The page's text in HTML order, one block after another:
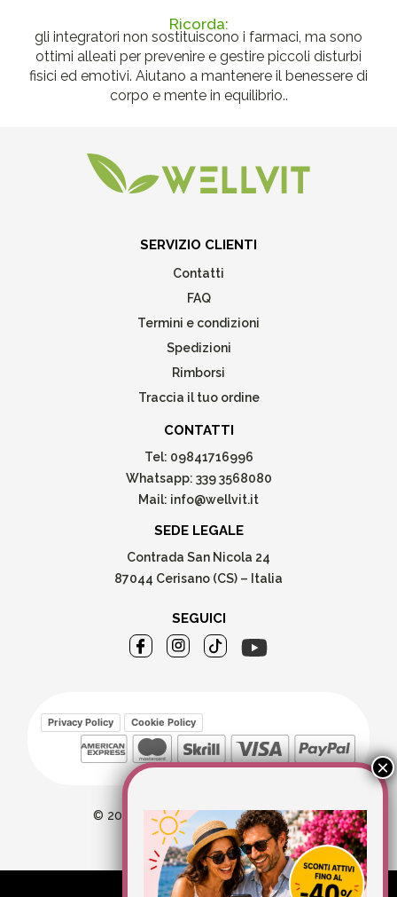
Ricorda:
gli integratori non sostituiscono i farmaci, ma sono
ottimi alleati per prevenire e gestire piccoli disturbi
fisici ed emotivi. Aiutano a mantenere il benessere di
corpo e mente in equilibrio..
SERVIZIO CLIENTI
Contatti
FAQ
Termini e condizioni
Spedizioni
Rimborsi
Traccia il tuo ordine
CONTATTI
Tel: 09841716996
Whatsapp: 339 3568080
Mail: info@wellvit.it
SEDE LEGALE
Contrada San Nicola 24
87044 Cerisano (CS) – Italia
SEGUICI
Privacy Policy Cookie Policy
© 2026 Wellvit All Rights Reserved
Credits: Aries comunica